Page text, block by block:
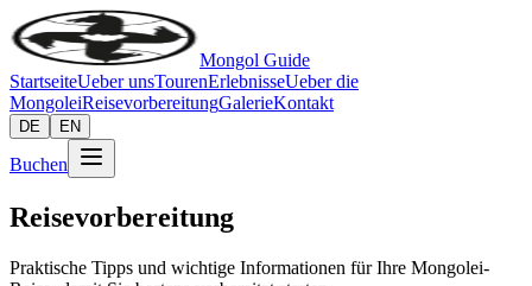
Mongol Guide
StartseiteUeber unsTourenErlebnisseUeber die
MongoleiReisevorbereitungGalerieKontakt
DE EN
Buchen
Reisevorbereitung
Praktische Tipps und wichtige Informationen für Ihre Mongolei-